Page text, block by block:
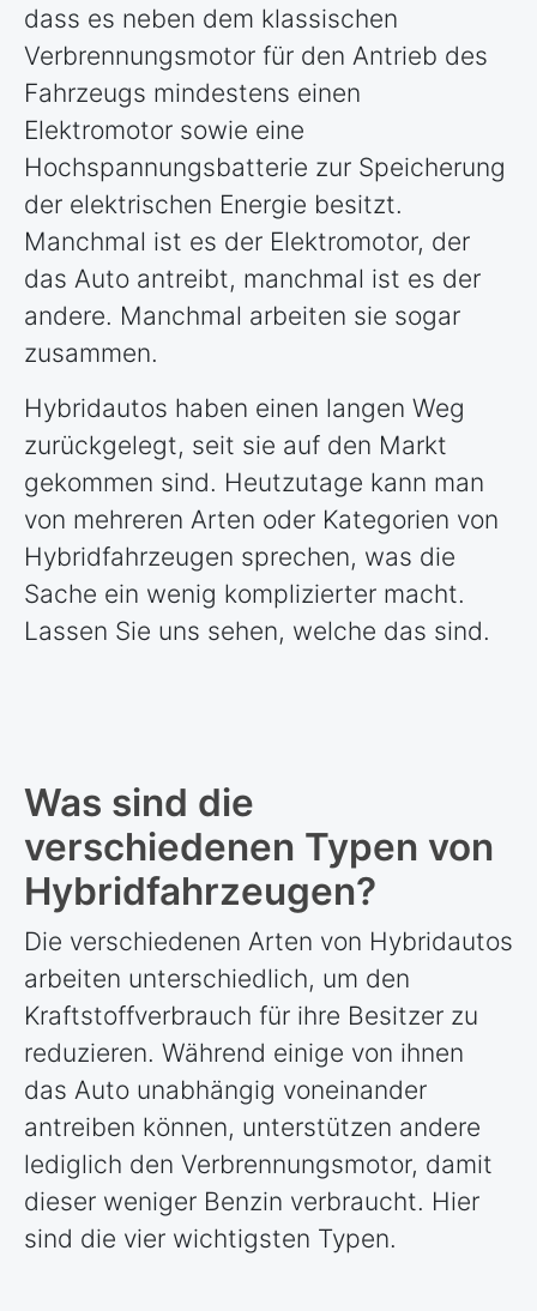
dass es neben dem klassischen
Verbrennungsmotor für den Antrieb des
Fahrzeugs mindestens einen
Elektromotor sowie eine
Hochspannungsbatterie zur Speicherung
der elektrischen Energie besitzt.
Manchmal ist es der Elektromotor, der
das Auto antreibt, manchmal ist es der
andere. Manchmal arbeiten sie sogar
zusammen.
Hybridautos haben einen langen Weg
zurückgelegt, seit sie auf den Markt
gekommen sind. Heutzutage kann man
von mehreren Arten oder Kategorien von
Hybridfahrzeugen sprechen, was die
Sache ein wenig komplizierter macht.
Lassen Sie uns sehen, welche das sind.
Was sind die
verschiedenen Typen von
Hybridfahrzeugen?
Die verschiedenen Arten von Hybridautos
arbeiten unterschiedlich, um den
Kraftstoffverbrauch für ihre Besitzer zu
reduzieren. Während einige von ihnen
das Auto unabhängig voneinander
antreiben können, unterstützen andere
lediglich den Verbrennungsmotor, damit
dieser weniger Benzin verbraucht. Hier
sind die vier wichtigsten Typen.